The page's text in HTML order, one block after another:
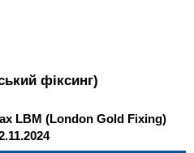
фіксинг)
LBM (London Gold Fixing)